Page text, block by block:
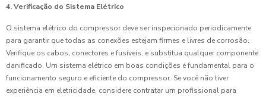
4. Verificação do Sistema Elétrico
O sistema elétrico do compressor deve ser inspecionado periodicamente
para garantir que todas as conexões estejam firmes e livres de corrosão.
Verifique os cabos, conectores e fusíveis, e substitua qualquer componente
danificado. Um sistema elétrico em boas condições é fundamental para o
funcionamento seguro e eficiente do compressor. Se você não tiver
experiência em eletricidade, considere contratar um profissional para